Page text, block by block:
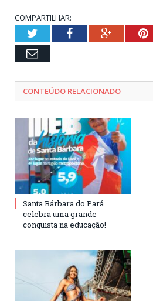
COMPARTILHAR:
TwitterFacebookGoogle+
Email
CONTEÚDO RELACIONADO
Santa Bárbara do Pará
celebra uma grande
conquista na educação!